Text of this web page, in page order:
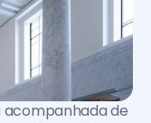
acompanhada de